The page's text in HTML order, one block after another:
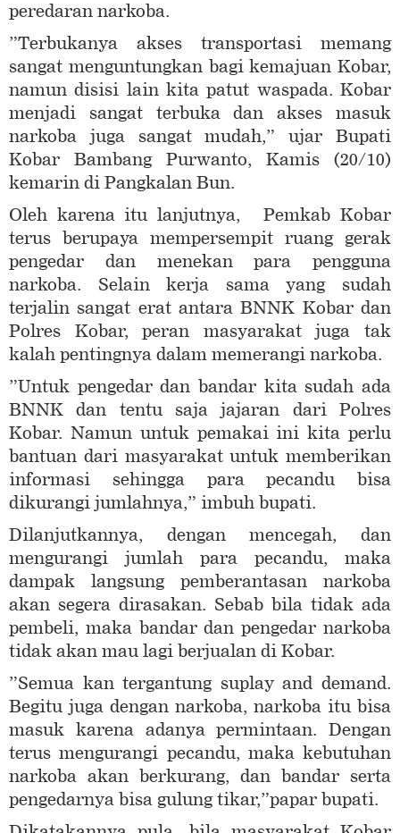
peredaran narkoba.
”Terbukanya akses transportasi memang
sangat menguntungkan bagi kemajuan Kobar,
namun disisi lain kita patut waspada. Kobar
menjadi sangat terbuka dan akses masuk
narkoba juga sangat mudah,” ujar Bupati
Kobar Bambang Purwanto, Kamis (20/10)
kemarin di Pangkalan Bun.
Oleh karena itu lanjutnya, Pemkab Kobar
terus berupaya mempersempit ruang gerak
pengedar dan menekan para pengguna
narkoba. Selain kerja sama yang sudah
terjalin sangat erat antara BNNK Kobar dan
Polres Kobar, peran masyarakat juga tak
kalah pentingnya dalam memerangi narkoba.
”Untuk pengedar dan bandar kita sudah ada
BNNK dan tentu saja jajaran dari Polres
Kobar. Namun untuk pemakai ini kita perlu
bantuan dari masyarakat untuk memberikan
informasi sehingga para pecandu bisa
dikurangi jumlahnya,” imbuh bupati.
Dilanjutkannya, dengan mencegah, dan
mengurangi jumlah para pecandu, maka
dampak langsung pemberantasan narkoba
akan segera dirasakan. Sebab bila tidak ada
pembeli, maka bandar dan pengedar narkoba
tidak akan mau lagi berjualan di Kobar.
”Semua kan tergantung suplay and demand.
Begitu juga dengan narkoba, narkoba itu bisa
masuk karena adanya permintaan. Dengan
terus mengurangi pecandu, maka kebutuhan
narkoba akan berkurang, dan bandar serta
pengedarnya bisa gulung tikar,”papar bupati.